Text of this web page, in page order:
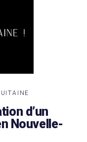
d’un
Nouvelle-